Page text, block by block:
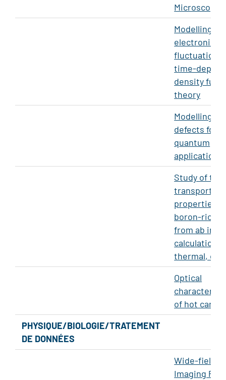
Microscopy
Modelling
electronic
fluctuations
time-
density
theory
Modelling
defects for
quantum
application
Study of the
transport
properties
boron-rich
from ab
calculations:
thermal,
Optical
of hot
PHYSIQUE/BIOLOGIE/TRATEMENT
DE DONNÉES
Wide-field
Imaging